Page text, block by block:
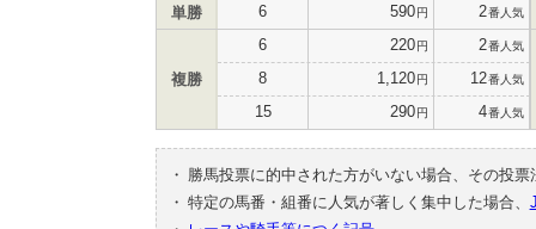
単勝 6 590円 2番人気
複勝
6 220円 2番人気
8 1,120円 12番人気
15 290円 4番人気
・
勝馬投票に的中された方がいない場合、その投
・ 特定の馬番・組番に人気が著しく集中した場合、